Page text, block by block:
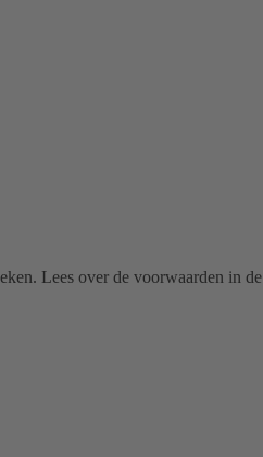
Lees over de voorwaarden in de